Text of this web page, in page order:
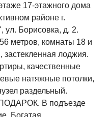
17-этажного дома
районе г.
Борисовка, д. 2.
метров, комнаты 18 и
застекленная лоджия.
качественные
натяжные потолки,
раздельный.
В подъезде
Богатая